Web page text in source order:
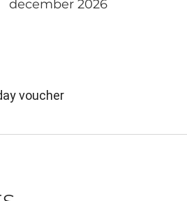
december 2026
voucher